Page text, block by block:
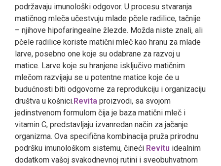
podržavaju imunološki odgovor. U procesu stvaranja
matičnog mleča učestvuju mlade pčele radilice, tačnije
– njihove hipofaringealne žlezde. Možda niste znali, ali
pčele radilice koriste matični mleč kao hranu za mlade
larve, posebno one koje su odabrane za razvoj u
matice. Larve koje su hranjene isključivo matičnim
mlečom razvijaju se u potentne matice koje će u
budućnosti biti odgovorne za reprodukciju i organizaciju
društva u košnici.Revita proizvodi, sa svojom
jedinstvenom formulom čija je baza matični mleč i
vitamin C, predstavljaju izvanredan način za jačanje
organizma. Ova specifična kombinacija pruža prirodnu
podršku imunološkom sistemu, čineći Revitu idealnim
dodatkom vašoj svakodnevnoj rutini i sveobuhvatnom